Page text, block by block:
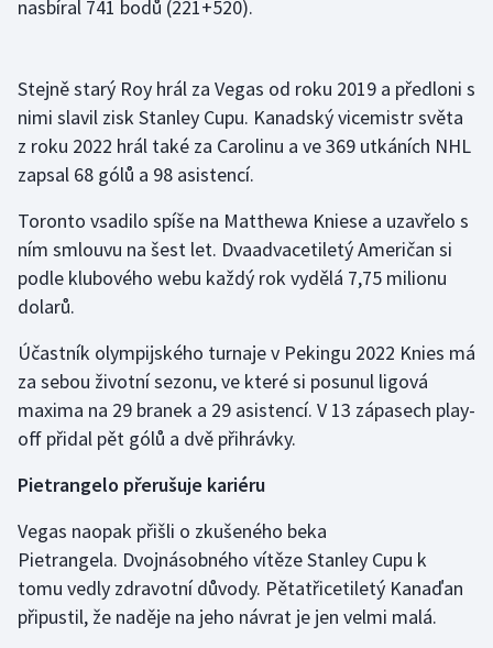
nasbíral 741 bodů (221+520).
Stejně starý Roy hrál za Vegas od roku 2019 a předloni s
nimi slavil zisk Stanley Cupu. Kanadský vicemistr světa
z roku 2022 hrál také za Carolinu a ve 369 utkáních NHL
zapsal 68 gólů a 98 asistencí.
Toronto vsadilo spíše na Matthewa Kniese a uzavřelo s
ním smlouvu na šest let. Dvaadvacetiletý Američan si
podle klubového webu každý rok vydělá 7,75 milionu
dolarů.
Účastník olympijského turnaje v Pekingu 2022 Knies má
za sebou životní sezonu, ve které si posunul ligová
maxima na 29 branek a 29 asistencí. V 13 zápasech play-
off přidal pět gólů a dvě přihrávky.
Pietrangelo přerušuje kariéru
Vegas naopak přišli o zkušeného beka
Pietrangela. Dvojnásobného vítěze Stanley Cupu k
tomu vedly zdravotní důvody. Pětatřicetiletý Kanaďan
připustil, že naděje na jeho návrat je jen velmi malá.